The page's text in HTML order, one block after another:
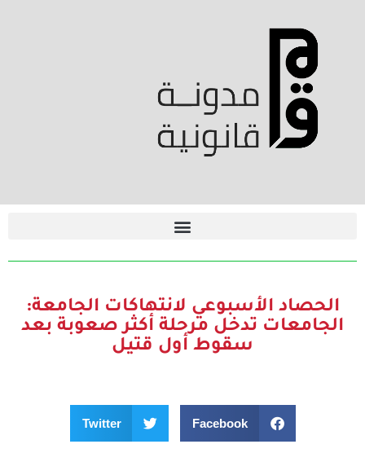
الحصاد الأسبوعي لانتهاكات الجامعة:
الجامعات تدخل مرحلة أكثر صعوبة بعد
سقوط أول قتيل
Facebook
Twitter